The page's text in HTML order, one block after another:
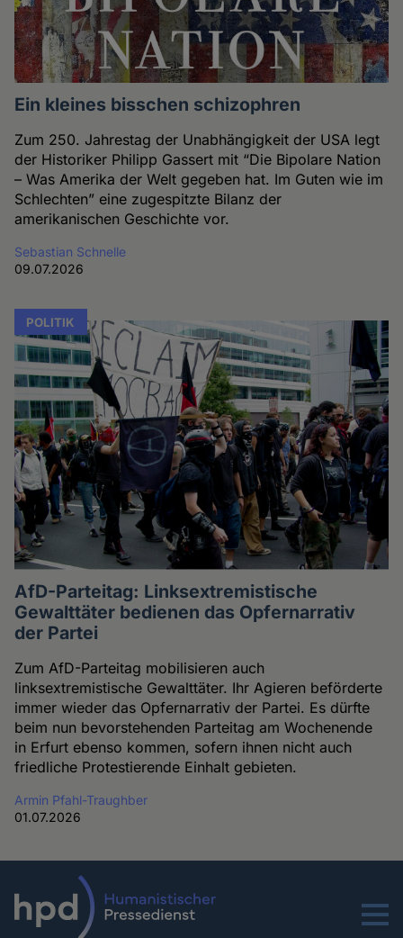
Ein kleines bisschen schizophren
Zum 250. Jahrestag der Unabhängigkeit der USA legt
der Historiker Philipp Gassert mit “Die Bipolare Nation
– Was Amerika der Welt gegeben hat. Im Guten wie im
Schlechten” eine zugespitzte Bilanz der
amerikanischen Geschichte vor.
Sebastian Schnelle
09.07.2026
POLITIK
AfD-Parteitag: Linksextremistische
Gewalttäter bedienen das Opfernarrativ
der Partei
Zum AfD-Parteitag mobilisieren auch
linksextremistische Gewalttäter. Ihr Agieren beförderte
immer wieder das Opfernarrativ der Partei. Es dürfte
beim nun bevorstehenden Parteitag am Wochenende
in Erfurt ebenso kommen, sofern ihnen nicht auch
friedliche Protestierende Einhalt gebieten.
Armin Pfahl-Traughber
01.07.2026
Menu